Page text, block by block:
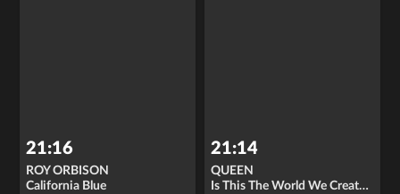
21:16
ROY ORBISON
California Blue
21:14
QUEEN
Is This The World We Created?